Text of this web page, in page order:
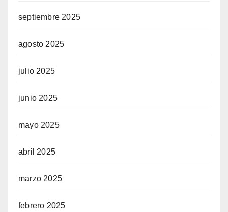
septiembre 2025
agosto 2025
julio 2025
junio 2025
mayo 2025
abril 2025
marzo 2025
febrero 2025